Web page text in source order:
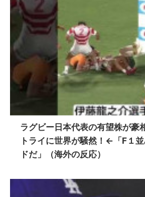
ラグビー日本代表の有望株が豪
トライに世界が騒然！←「F１
ドだ」（海外の反応）